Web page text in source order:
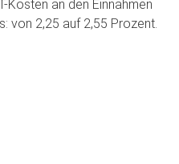
Kosten an den Einnahmen
von 2,25 auf 2,55 Prozent.